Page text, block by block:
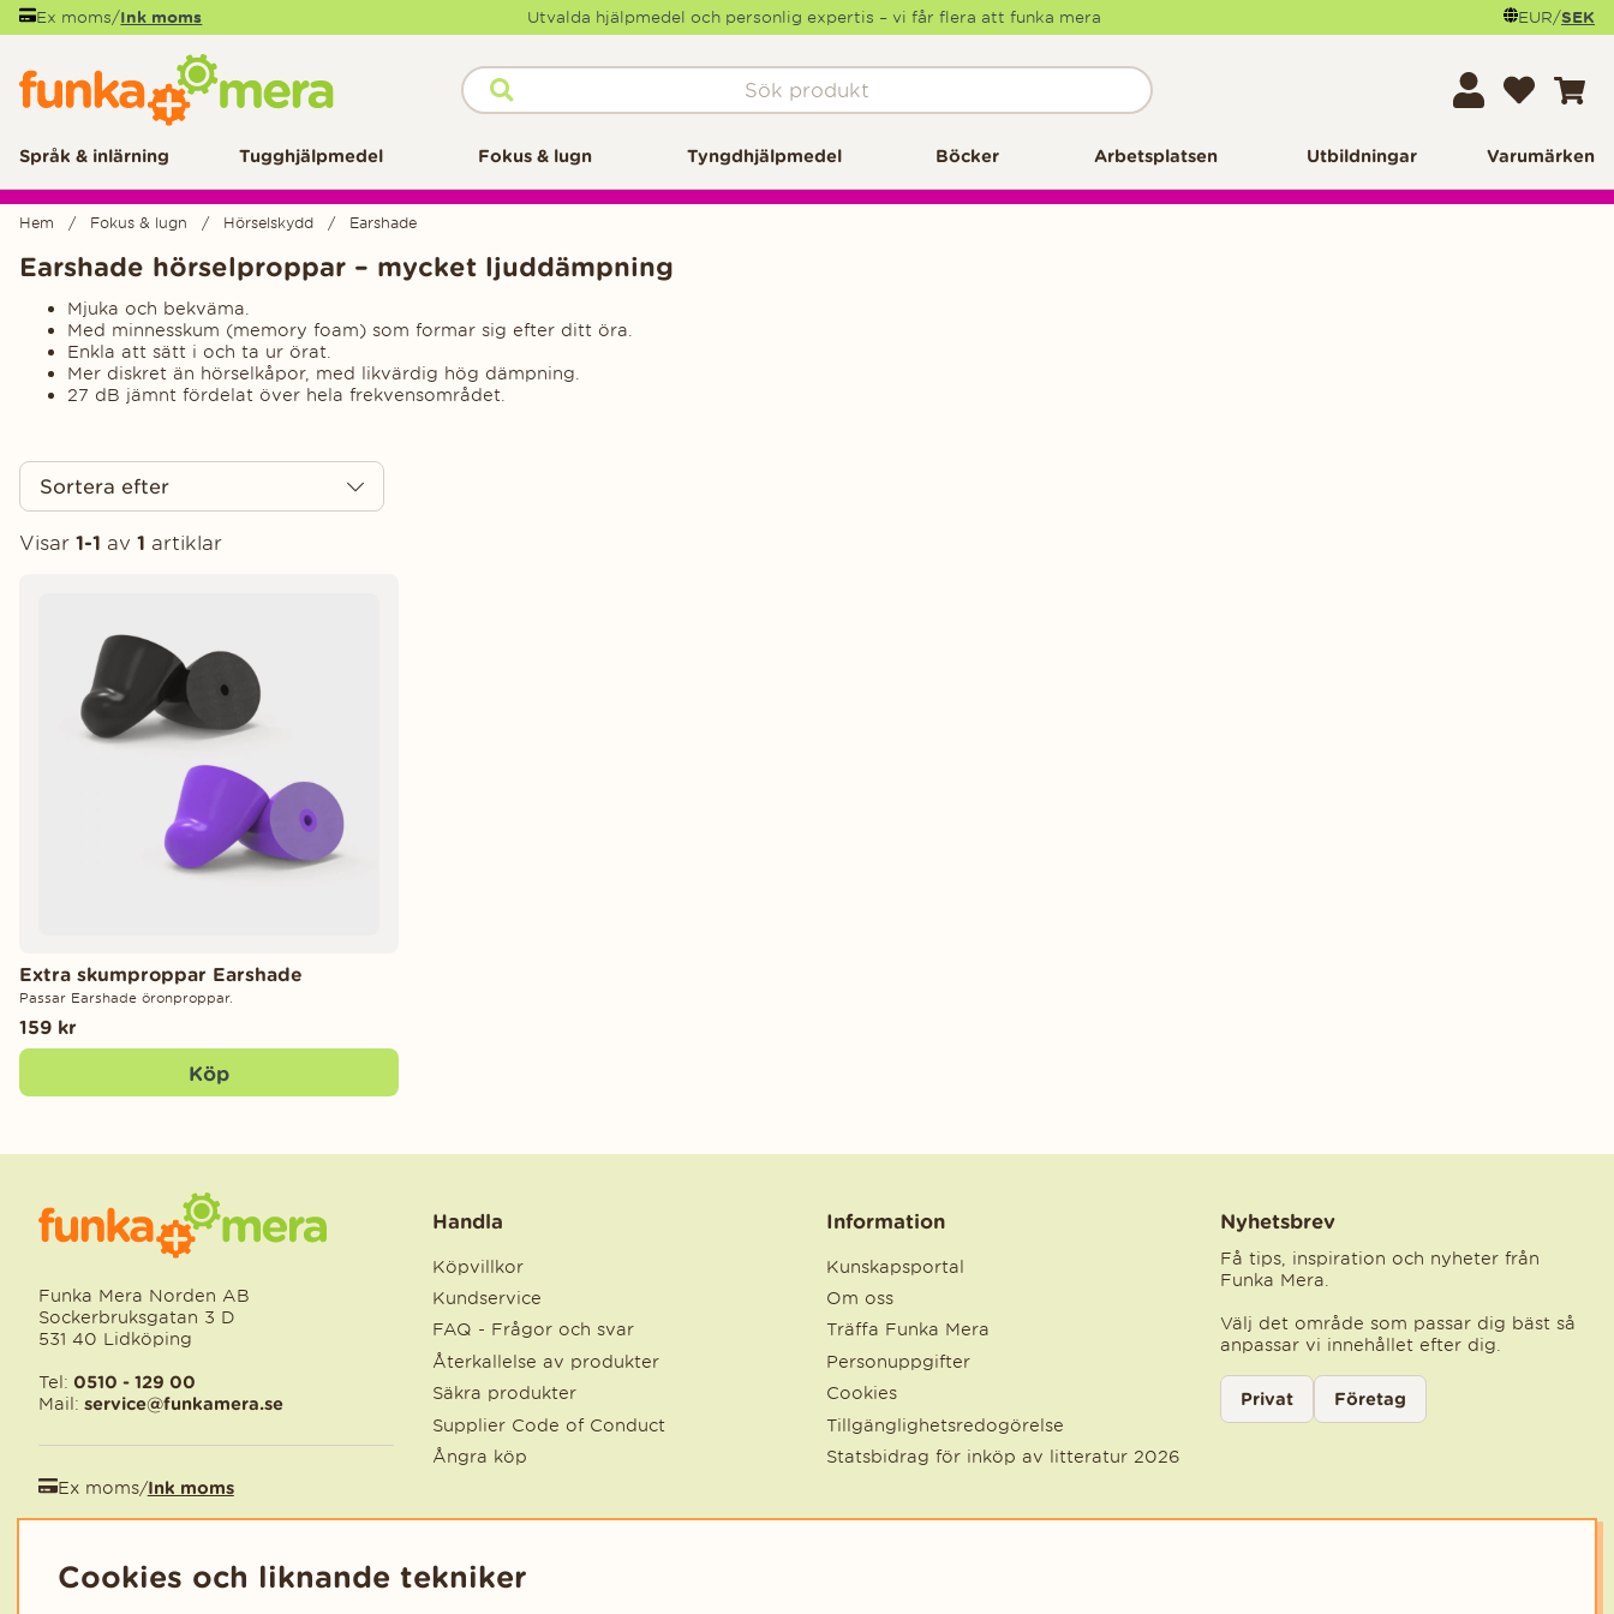
Ex moms/Ink moms Utvalda hjälpmedel och personlig expertis – vi får flera att funka mera EUR/SEK
Språk & inlärning Tugghjälpmedel Fokus & lugn Tyngdhjälpmedel Böcker Arbetsplatsen Utbildningar Varumärken
Hem Fokus & lugn Hörselskydd Earshade
Earshade hörselproppar – mycket ljuddämpning
Mjuka och bekväma.
Med minnesskum (memory foam) som formar sig efter ditt öra.
Enkla att sätt i och ta ur örat.
Mer diskret än hörselkåpor, med likvärdig hög dämpning.
27 dB jämnt fördelat över hela frekvensområdet.
Sortera efter
Visar 1-1 av 1 artiklar
Extra skumproppar Earshade
Passar Earshade öronproppar.
159 kr
Köp
Funka Mera Norden AB
Sockerbruksgatan 3 D
531 40 Lidköping
Tel: 0510 - 129 00
Mail: service@funkamera.se
Ex moms/Ink moms
Handla
Köpvillkor
Kundservice
FAQ - Frågor och svar
Återkallelse av produkter
Säkra produkter
Supplier Code of Conduct
Ångra köp
Information
Kunskapsportal
Om oss
Träffa Funka Mera
Personuppgifter
Cookies
Tillgänglighetsredogörelse
Statsbidrag för inköp av litteratur 2026
Nyhetsbrev
Få tips, inspiration och nyheter från
Funka Mera.
Välj det område som passar dig bäst så
anpassar vi innehållet efter dig.
Välj kategori för nyhetsbrev
Privat Företag
Cookies och liknande tekniker